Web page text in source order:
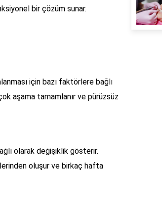
bir çözüm sunar.
için bazı faktörlere bağlı
aşama tamamlanır ve pürüzsüz
olarak değişiklik gösterir.
oluşur ve birkaç hafta